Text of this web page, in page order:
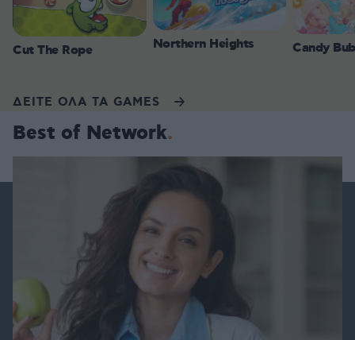
Cut The Rope Northern Heights Candy
ΔΕΙΤΕ ΟΛΑ ΤΑ GAMES
Best of Network